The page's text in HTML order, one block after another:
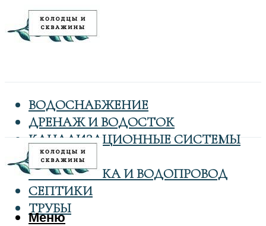
ВОДОСНАБЖЕНИЕ
ДРЕНАЖ И ВОДОСТОК
КАНАЛИЗАЦИОННЫЕ СИСТЕМЫ
КОЛОДЦЫ
САНТЕХНИКА И ВОДОПРОВОД
СЕПТИКИ
ТРУБЫ
Меню